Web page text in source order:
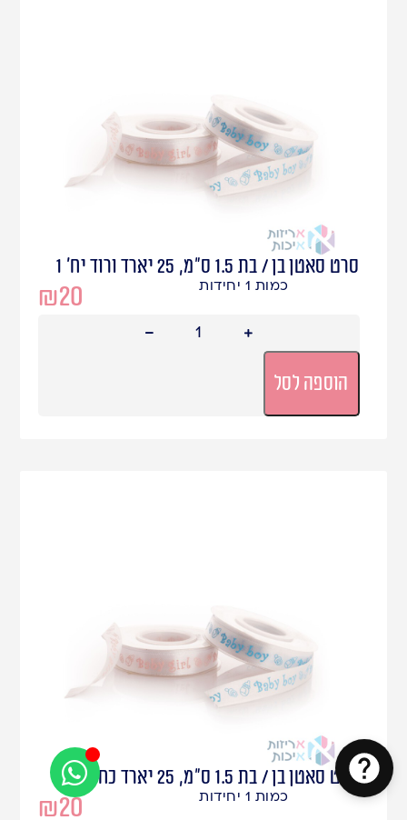
סרט סאטן בן / בת 1.5 ס"מ, 25 יארד ורוד יח' 1
₪20 כמות 1 יחידות
הוספה לסל
סרט סאטן בן / בת 1.5 ס"מ, 25 יארד כחול יח' 1
₪20 כמות 1 יחידות